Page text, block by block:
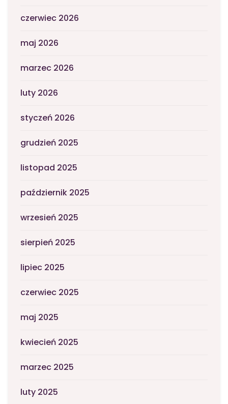
czerwiec 2026
maj 2026
marzec 2026
luty 2026
styczeń 2026
grudzień 2025
listopad 2025
październik 2025
wrzesień 2025
sierpień 2025
lipiec 2025
czerwiec 2025
maj 2025
kwiecień 2025
marzec 2025
luty 2025